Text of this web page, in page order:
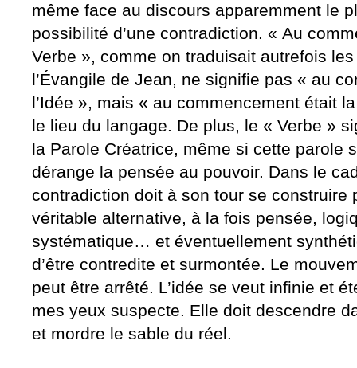
même face au discours apparemment le
possibilité d’une contradiction. « Au
Verbe », comme on traduisait autrefois
l’Évangile de Jean, ne signifie pas « au
l’Idée », mais « au commencement était
le lieu du langage. De plus, le « Verbe »
la Parole Créatrice, même si cette parole
dérange la pensée au pouvoir. Dans le
contradiction doit à son tour se construire
véritable alternative, à la fois pensée,
systématique… et éventuellement
d’être contredite et surmontée. Le
peut être arrêté. L’idée se veut infinie et
mes yeux suspecte. Elle doit descendre
et mordre le sable du réel.